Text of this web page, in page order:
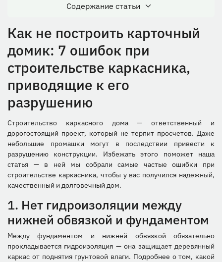
Содержание cтатьи
Как не построить карточный
домик: 7 ошибок при
строительстве каркасника,
приводящие к его
разрушению
Строительство каркасного дома — ответственный и
дорогостоящий проект, который не терпит просчетов. Даже
небольшие промашки могут в последствии привести к
разрушению конструкции. Избежать этого поможет наша
статья — в ней мы собрали самые частые ошибки при
строительстве каркасника, чтобы у вас получился надежный,
качественный и долговечный дом.
1. Нет гидроизоляции между
нижней обвязкой и фундаментом
Между фундаментом и нижней обвязкой обязательно
прокладывается гидроизоляция — она защищает деревянный
каркас от поднятия грунтовой влаги. Подробнее о том, какой